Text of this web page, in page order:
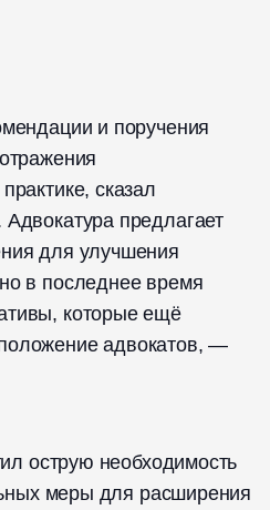
и поручения
сказал
предлагает
для улучшения
в последнее время
которые ещё
адвокатов, —
острую необходимость
меры для расширения